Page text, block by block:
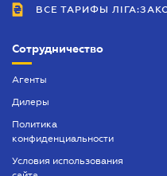
ВСЕ ТАРИФЫ
Сотрудничество
Агенты
Дилеры
Политика
конфиденциальности
Условия использования